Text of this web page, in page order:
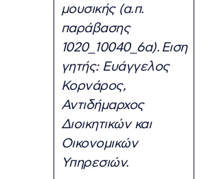
μουσικής (α.π.
παράβασης
1020_10040_6α). Ειση
γητής: Ευάγγελος
Κορνάρος,
Αντιδήμαρχος
Διοικητικών και
Οικονομικών
Υπηρεσιών.